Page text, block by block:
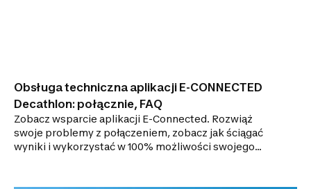
Obsługa techniczna aplikacji E-CONNECTED
Decathlon: połącznie, FAQ
Zobacz wsparcie aplikacji E-Connected. Rozwiąż
swoje problemy z połączeniem, zobacz jak ściągać
wyniki i wykorzystać w 100% możliwości swojego